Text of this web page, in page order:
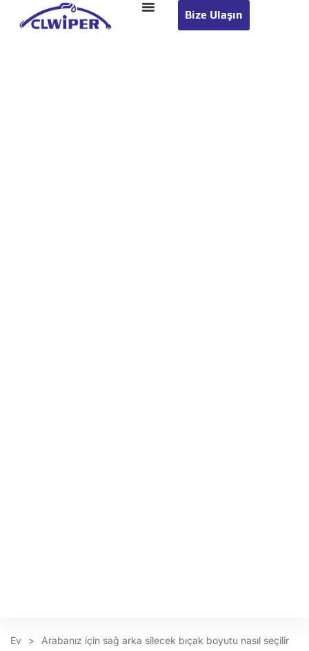
Bize Ulaşın
Ev > Arabanız için sağ arka silecek bıçak boyutu nasıl seçilir